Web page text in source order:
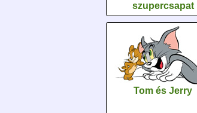
szupercsapat
Tom és Jerry